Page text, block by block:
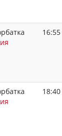
16:55
18:40